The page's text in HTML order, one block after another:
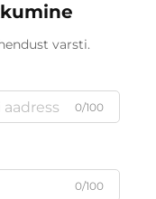
varsti.
0/100
0/100